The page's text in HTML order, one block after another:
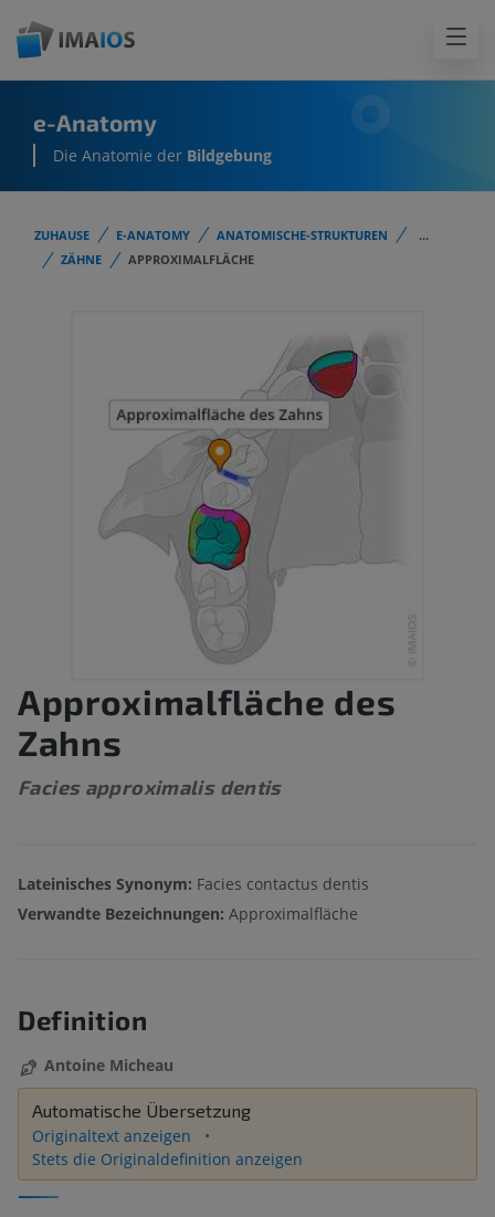
e-Anatomy
Die Anatomie der Bildgebung
ZUHAUSE E-ANATOMY ANATOMISCHE-STRUKTUREN
...
ZÄHNE
APPROXIMALFLÄCHE
Approximalfläche des
Zahns
Facies approximalis dentis
Lateinisches Synonym: Facies contactus dentis
Verwandte Bezeichnungen: Approximalfläche
Definition
Antoine Micheau
Automatische Übersetzung
Originaltext anzeigen
Stets die Originaldefinition anzeigen